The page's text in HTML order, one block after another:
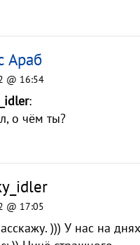
Араб
@ 16:54
:
о чём ты?
@ 17:05
))) У нас на